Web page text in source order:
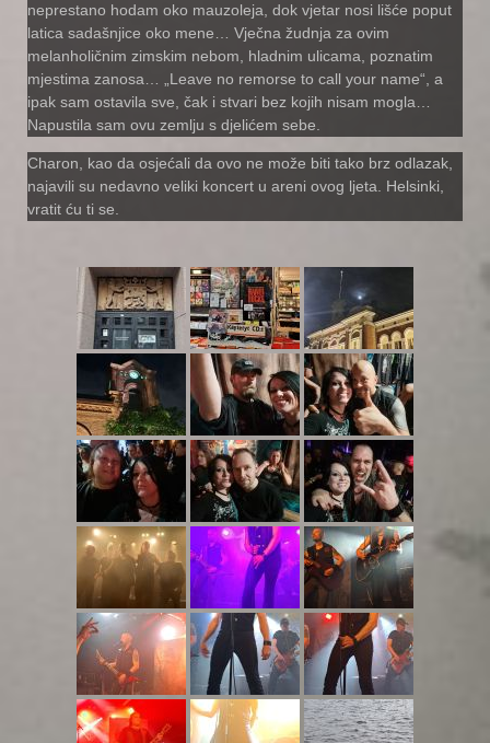
neprestano hodam oko mauzoleja, dok vjetar nosi lišće poput
latica sadašnjice oko mene… Vječna žudnja za ovim
melanholičnim zimskim nebom, hladnim ulicama, poznatim
mjestima zanosa… „Leave no remorse to call your name“, a
ipak sam ostavila sve, čak i stvari bez kojih nisam mogla…
Napustila sam ovu zemlju s djelićem sebe.
Charon, kao da osjećali da ovo ne može biti tako brz odlazak,
najavili su nedavno veliki koncert u areni ovog ljeta. Helsinki,
vratit ću ti se.